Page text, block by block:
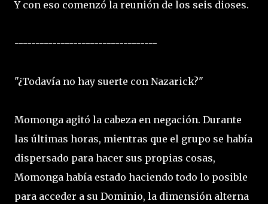
Y con eso comenzó la reunión de los seis dioses.
----------------------------------
"¿Todavía no hay suerte con Nazarick?"
Momonga agitó la cabeza en negación. Durante
las últimas horas, mientras que el grupo se había
dispersado para hacer sus propias cosas,
Momonga había estado haciendo todo lo posible
para acceder a su Dominio, la dimensión alterna